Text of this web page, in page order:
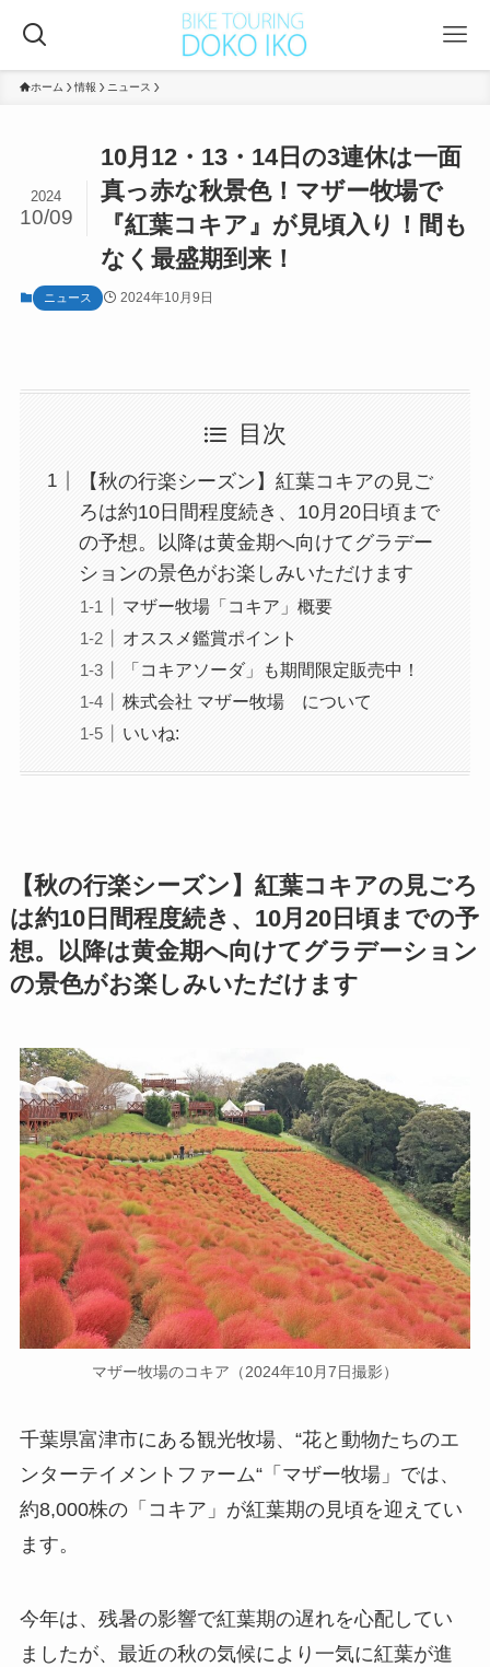
ホーム 情報 ニュース
10月12・13・14日の3連休は一面
真っ赤な秋景色！マザー牧場で
『紅葉コキア』が見頃入り！間も
なく最盛期到来！
2024
10/09
ニュース 2024年10月9日
目次
【秋の行楽シーズン】紅葉コキアの見ご
ろは約10日間程度続き、10月20日頃まで
の予想。以降は黄金期へ向けてグラデー
ションの景色がお楽しみいただけます
マザー牧場「コキア」概要
オススメ鑑賞ポイント
「コキアソーダ」も期間限定販売中！
株式会社 マザー牧場 について
いいね:
【秋の行楽シーズン】紅葉コキアの見ごろ
は約10日間程度続き、10月20日頃までの予
想。以降は黄金期へ向けてグラデーション
の景色がお楽しみいただけます
マザー牧場のコキア（2024年10月7日撮影）
千葉県富津市にある観光牧場、“花と動物たちのエ
ンターテイメントファーム“「マザー牧場」では、
約8,000株の「コキア」が紅葉期の見頃を迎えてい
ます。
今年は、残暑の影響で紅葉期の遅れを心配してい
ましたが、最近の秋の気候により一気に紅葉が進